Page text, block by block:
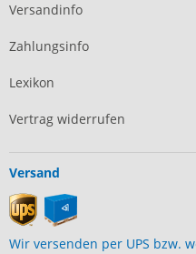
Versandinfo
Zahlungsinfo
Lexikon
Vertrag widerrufen
Versand
Wir versenden per UPS bzw.